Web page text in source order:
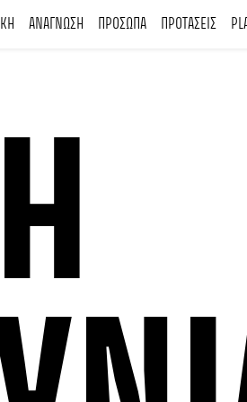
ΑΝΑΓΝΩΣΗ ΠΡΟΣΩΠΑ ΠΡΟΤΑΣΕΙΣ